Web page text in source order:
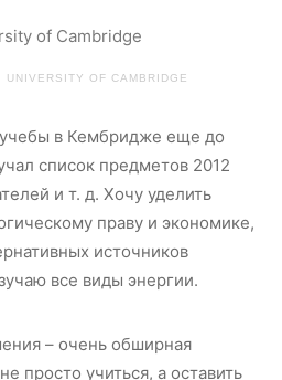
UNIVERSITY OF CAMBRIDGE
в Кембридже еще до
список предметов 2012
и т. д. Хочу уделить
праву и экономике,
источников
все виды энергии.
– очень обширная
просто учиться, а оставить